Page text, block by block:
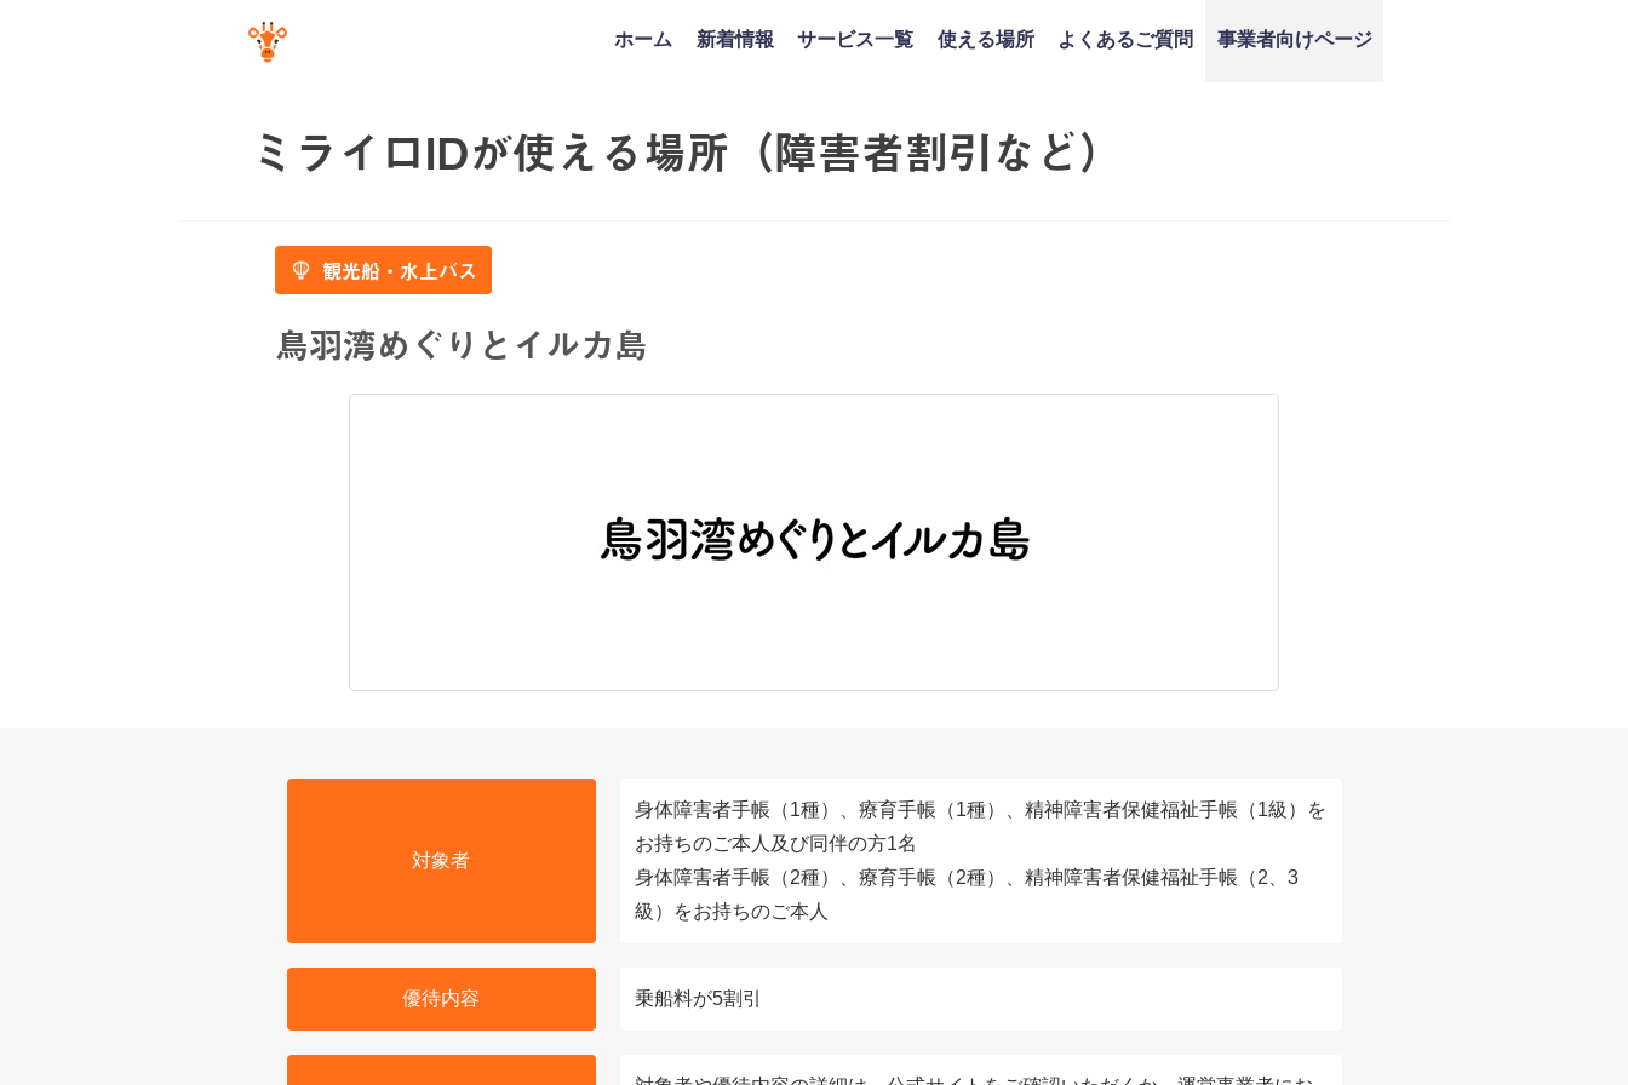
ホーム 新着情報 サービス一覧 使える場所 よくあるご質問 事業者向けページ
ミライロIDが使える場所（障害者割引など）
観光船・水上バス
鳥羽湾めぐりとイルカ島
対象者
身体障害者手帳（1種）、療育手帳（1種）、精神障害者保健福祉手帳（1級）を
お持ちのご本人及び同伴の方1名
身体障害者手帳（2種）、療育手帳（2種）、精神障害者保健福祉手帳（2、3
級）をお持ちのご本人
優待内容 乗船料が5割引